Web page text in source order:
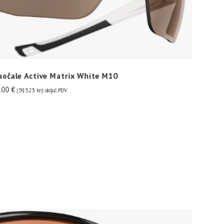
Active Matrix White M10
€ (595.23 kn) uključ. PDV